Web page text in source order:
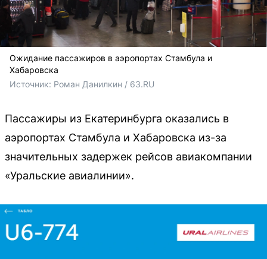
Ожидание пассажиров в аэропортах Стамбула и
Хабаровска
Источник: Роман Данилкин / 63.RU
Пассажиры из Екатеринбурга оказались в
аэропортах Стамбула и Хабаровска из-за
значительных задержек рейсов авиакомпании
«Уральские авиалинии».